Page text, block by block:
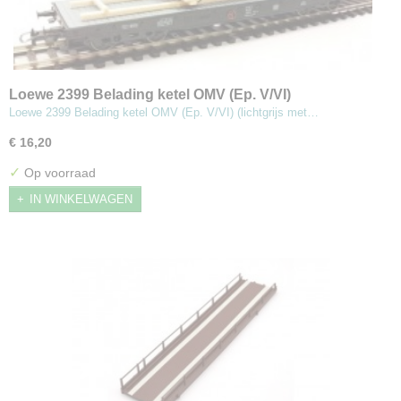
Loewe 2399 Belading ketel OMV (Ep. V/VI)
Loewe 2399 Belading ketel OMV (Ep. V/VI) (lichtgrijs met…
€ 16,20
✓ Op voorraad
IN WINKELWAGEN